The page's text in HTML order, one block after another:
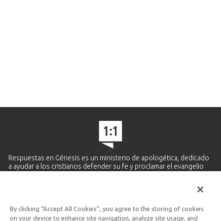
Respuestas en Génesis es un ministerio de apologética, dedicado
a ayudar a los cristianos defender su fe y proclamar el evangelio
Ministerio Hispano y Latinoamericano
By clicking “Accept All Cookies”, you agree to the storing of cookies
on your device to enhance site navigation, analyze site usage, and